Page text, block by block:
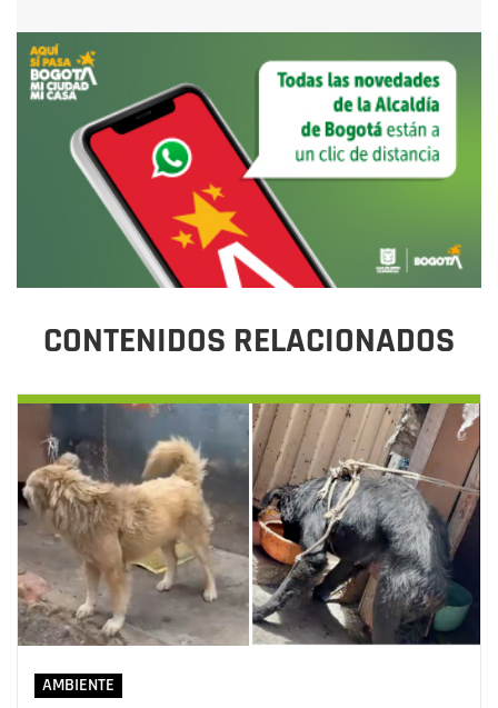
CONTENIDOS RELACIONADOS
AMBIENTE